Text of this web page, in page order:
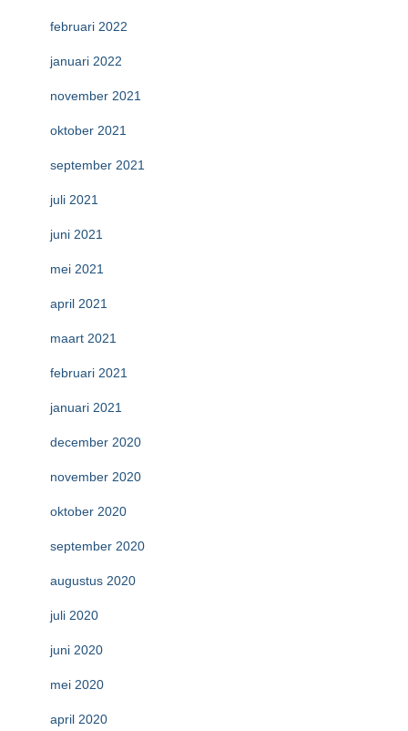
februari 2022
januari 2022
november 2021
oktober 2021
september 2021
juli 2021
juni 2021
mei 2021
april 2021
maart 2021
februari 2021
januari 2021
december 2020
november 2020
oktober 2020
september 2020
augustus 2020
juli 2020
juni 2020
mei 2020
april 2020